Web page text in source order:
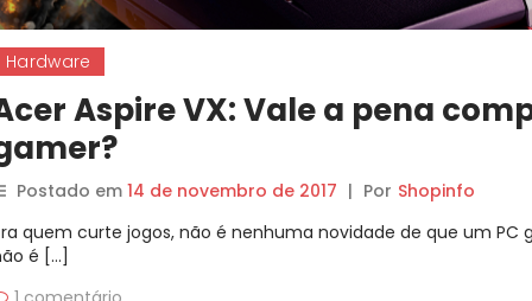
Hardware
Aspire VX: Vale a pena
Postado em 14 de novembro de 2017 | Por Shopinfo
quem curte jogos, não é nenhuma novidade de que um
é […]